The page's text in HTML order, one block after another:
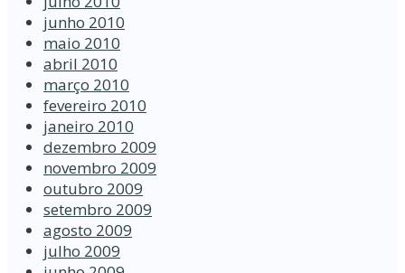
junho 2010
maio 2010
abril 2010
março 2010
fevereiro 2010
janeiro 2010
dezembro 2009
novembro 2009
outubro 2009
setembro 2009
agosto 2009
julho 2009